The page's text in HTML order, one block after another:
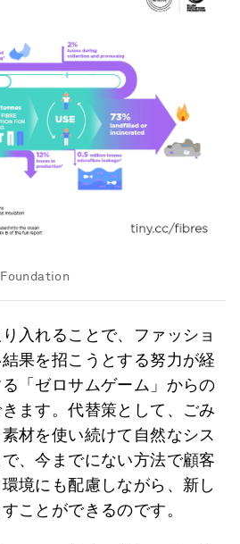
入れることで、ファッショ
果を招こうとする努力が経
「ゼロサムゲーム」からの
ます。代替策として、ごみ
材を使い続けて自然なシス
、今までにない方法で顧客
境にも配慮しながら、新し
ことができるのです。